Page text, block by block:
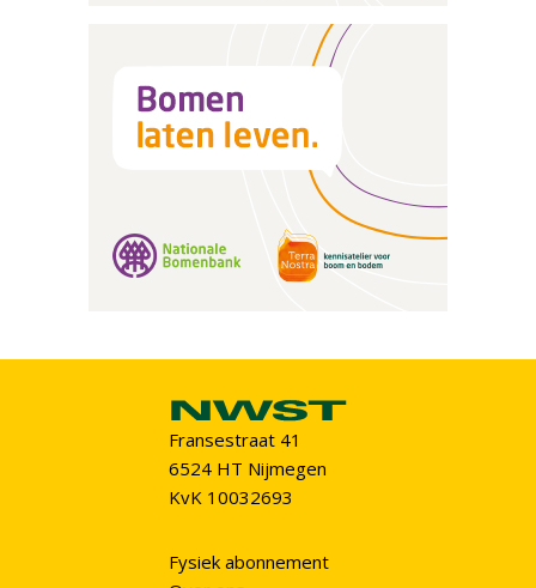
Fransestraat 41
6524 HT Nijmegen
KvK 10032693
Fysiek abonnement